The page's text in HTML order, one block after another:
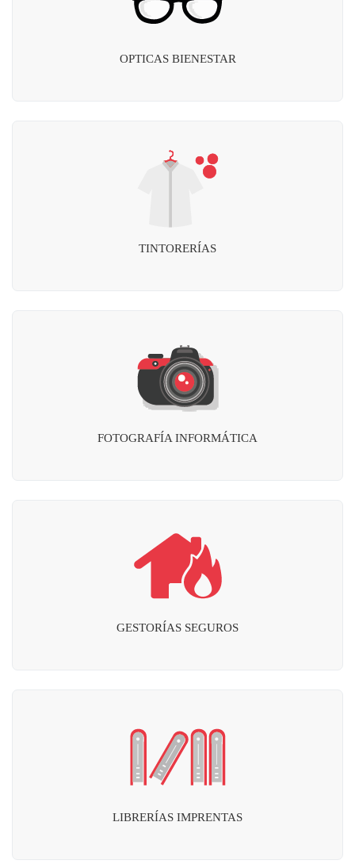
OPTICAS BIENESTAR
TINTORERÍAS
FOTOGRAFÍA INFORMÁTICA
GESTORÍAS SEGUROS
LIBRERÍAS IMPRENTAS